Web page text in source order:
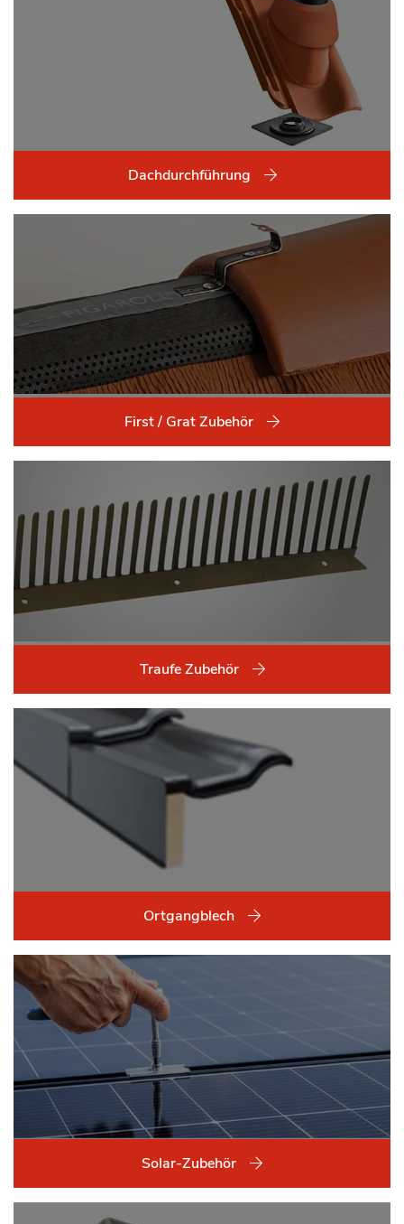
Dachdurchführung
First / Grat Zubehör
Traufe Zubehör
Ortgangblech
Solar-Zubehör